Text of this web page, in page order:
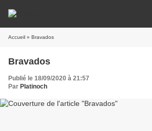
Accueil » Bravados
Bravados
Publié le 18/09/2020 à 21:57
Par Platinoch